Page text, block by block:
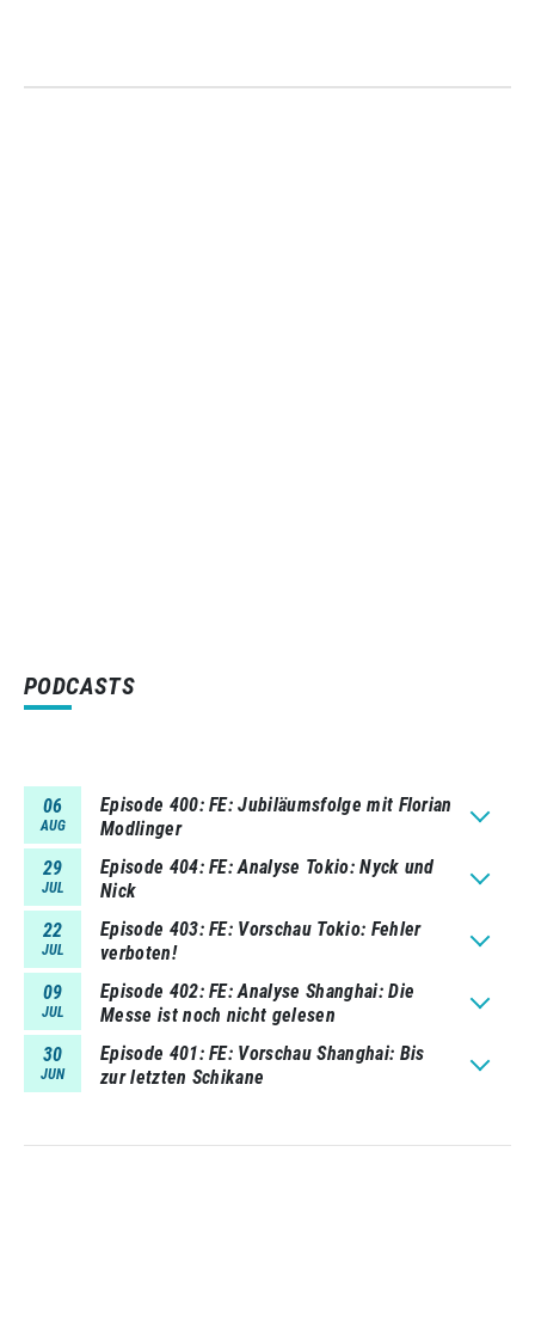
PODCASTS
06
AUG
Episode 400 FE: Jubiläumsfolge mit Florian
Modlinger
29
JUL
Episode 404 FE: Analyse Tokio: Nyck und
Nick
22
JUL
Episode 403 FE: Vorschau Tokio: Fehler
verboten!
09
JUL
Episode 402 FE: Analyse Shanghai: Die
Messe ist noch nicht gelesen
30
JUN
Episode 401 FE: Vorschau Shanghai: Bis
zur letzten Schikane